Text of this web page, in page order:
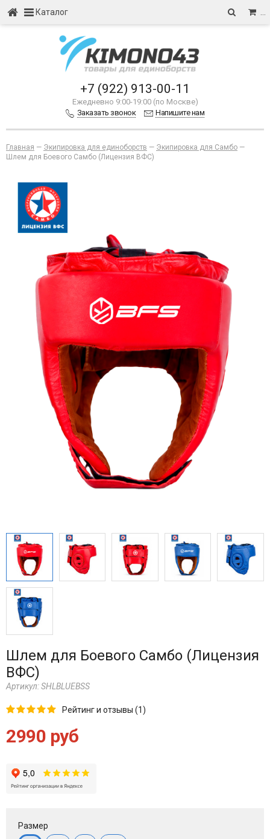
Каталог
+7 (922) 913-00-11
Ежедневно 9:00-19:00 (по Москве)
Заказать звонок
Напишите нам
Главная — Экипировка для единоборств — Экипировка для Самбо —
Шлем для Боевого Самбо (Лицензия ВФС)
Шлем для Боевого Самбо (Лицензия
ВФС)
Артикул:SHLBLUEBSS
Рейтинг и отзывы (1)
2990 руб
Размер